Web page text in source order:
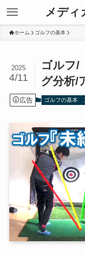
メディ
ホーム ゴルフの基本
ゴルフ/
グ分析/
2025
4/11
広告 ゴルフの基本